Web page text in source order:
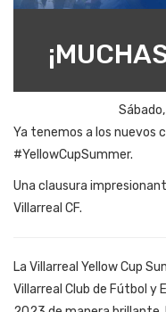
Ya tenemos a los nuevos
#YellowCupSummer.
Una clausura
Villarreal CF.
La Villarreal Yellow Cup
Villarreal Club de Fútbol y